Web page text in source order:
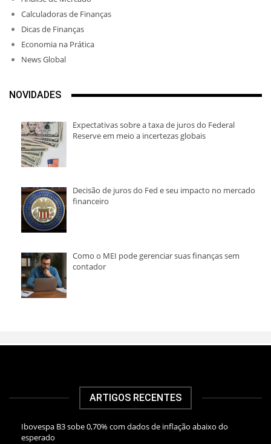
Calculadoras de Finanças
Dicas de Finanças
Economia na Prática
News Global
NOVIDADES
Expectativas sobre a taxa de juros do Federal
Reserve em meio a incertezas globais
Decisão de juros do Fed e seu impacto no mercado
financeiro
Como o MEI pode gerenciar suas finanças sem
contador
ARTIGOS RECENTES
Ibovespa B3 sobe 0,70% com dados de inflação abaixo do
esperado